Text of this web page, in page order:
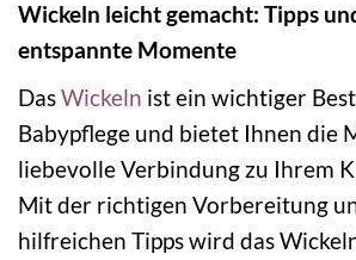
Wickeln leicht gemacht: Tipps
entspannte Momente
DasWickeln ist ein wichtiger
Babypflege und bietet Ihnen die
liebevolle Verbindung zu Ihrem
Mit der richtigen Vorbereitung
hilfreichen Tipps wird das